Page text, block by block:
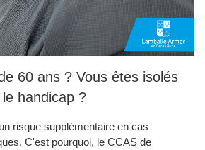
60 ans ? Vous êtes isolés
handicap ?
risque supplémentaire en cas
C'est pourquoi, le CCAS de